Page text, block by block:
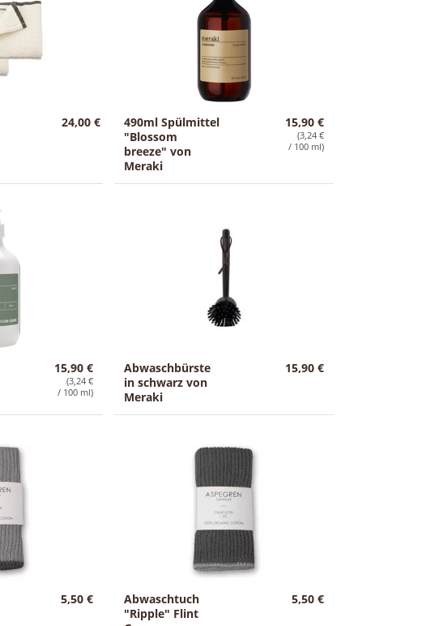
24,00 €
490ml Spülmittel
"Blossom
breeze" von
Meraki
15,90 €
(3,24 €
/ 100 ml)
15,90 €
(3,24 €
/ 100 ml)
Abwaschbürste
in schwarz von
Meraki
15,90 €
5,50 €
Abwaschtuch
"Ripple" Flint
5,50 €